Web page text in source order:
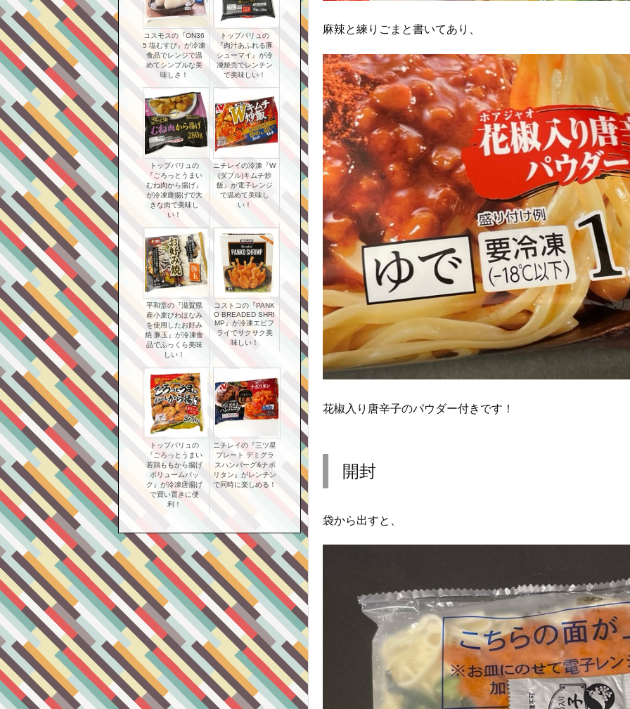
麻辣と練りごまと書いてあり、
花椒入り唐辛子のパウダー付きです！
開封
袋から出すと、
コスモスの『ON36
5 塩むすび』が冷凍
食品でレンジで温
めてシンプルな美
味しさ！
トップバリュの
『肉汁あふれる豚
シューマイ』が冷
凍焼売でレンチン
で美味しい！
トップバリュの
『ごろっとうまい
むね肉から揚げ』
が冷凍唐揚げで大
きな肉で美味し
い！
ニチレイの冷凍『W
(ダブル)キムチ炒
飯』が電子レンジ
で温めて美味し
い！
平和堂の『滋賀県
産小麦びわほなみ
を使用したお好み
焼 豚玉』が冷凍食
品でふっくら美味
しい！
コストコの『PANK
O BREADED SHRI
MP』が冷凍エビフ
ライでサクサク美
味しい！
トップバリュの
『ごろっとうまい
若鶏ももから揚げ
ボリュームパッ
ク』が冷凍唐揚げ
で買い置きに便
利！
ニチレイの『三ツ星
プレート デミグラ
スハンバーグ&ナポ
リタン』がレンチン
で同時に楽しめる！